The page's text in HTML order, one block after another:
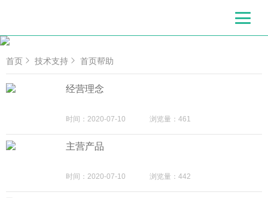
首页 技术支持 首页帮助
经营理念
时间：2020-07-10 浏览量：461
主营产品
时间：2020-07-10 浏览量：442